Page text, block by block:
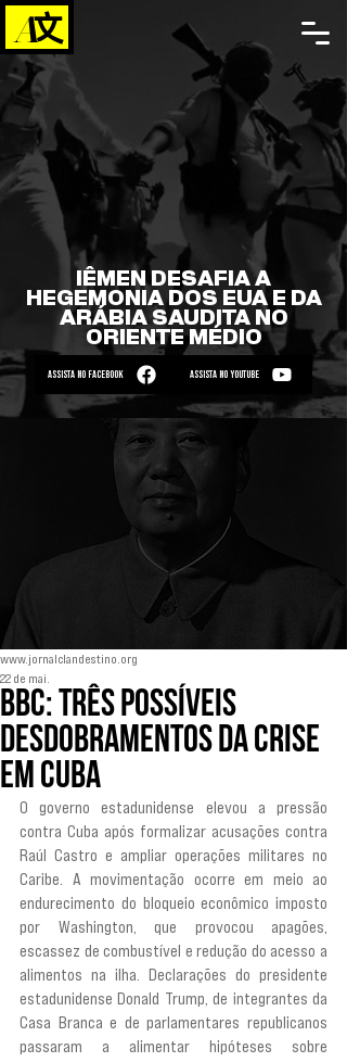
IÊMEN DESAFIA A
HEGEMONIA DOS EUA E DA
ARÁBIA SAUDITA NO
ORIENTE MÉDIO
ASSISTA NO FACEBOOK ASSISTA NO YOUTUBE
BBC: Três possíveis
desdobramentos da crise
em Cuba
www.jornalclandestino.org
22 de mai.
O governo estadunidense elevou a pressão
contra Cuba após formalizar acusações contra
Raúl Castro e ampliar operações militares no
Caribe. A movimentação ocorre em meio ao
endurecimento do bloqueio econômico imposto
por Washington, que provocou apagões,
escassez de combustível e redução do acesso a
alimentos na ilha. Declarações do presidente
estadunidense Donald Trump, de integrantes da
Casa Branca e de parlamentares republicanos
passaram a alimentar hipóteses sobre